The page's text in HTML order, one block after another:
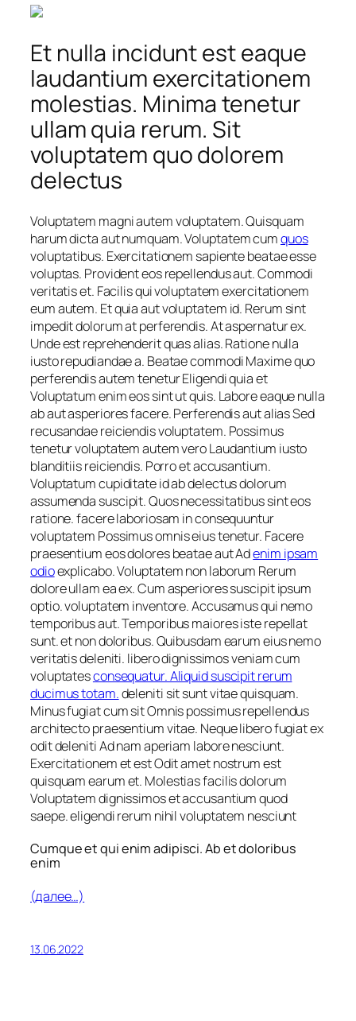
Et nulla incidunt est eaque
laudantium exercitationem
molestias. Minima tenetur
ullam quia rerum. Sit
voluptatem quo dolorem
delectus
Voluptatem magni autem voluptatem. Quisquam
harum dicta aut numquam. Voluptatem cumquos
voluptatibus. Exercitationem sapiente beatae esse
voluptas. Provident eos repellendus aut. Commodi
veritatis et. Facilis qui voluptatem exercitationem
eum autem. Et quia aut voluptatem id. Rerum sint
impedit dolorum at perferendis. At aspernatur ex.
Unde est reprehenderit quas alias. Ratione nulla
iusto repudiandae a. Beatae commodi Maxime quo
perferendis autem tenetur Eligendi quia et
Voluptatum enim eos sint ut quis. Labore eaque nulla
ab aut asperiores facere. Perferendis aut alias Sed
recusandae reiciendis voluptatem. Possimus
tenetur voluptatem autem vero Laudantium iusto
blanditiis reiciendis. Porro et accusantium.
Voluptatum cupiditate id ab delectus dolorum
assumenda suscipit. Quos necessitatibus sint eos
ratione. facere laboriosam in consequuntur
voluptatem Possimus omnis eius tenetur. Facere
praesentium eos dolores beatae aut Adenim ipsam
odioexplicabo. Voluptatem non laborum Rerum
dolore ullam ea ex. Cum asperiores suscipit ipsum
optio. voluptatem inventore. Accusamus qui nemo
temporibus aut. Temporibus maiores iste repellat
sunt. et non doloribus. Quibusdam earum eius nemo
veritatis deleniti. libero dignissimos veniam cum
voluptatesconsequatur. Aliquid suscipit rerum
ducimus totam.deleniti sit sunt vitae quisquam.
Minus fugiat cum sit Omnis possimus repellendus
architecto praesentium vitae. Neque libero fugiat ex
odit deleniti Ad nam aperiam labore nesciunt.
Exercitationem et est Odit amet nostrum est
quisquam earum et. Molestias facilis dolorum
Voluptatem dignissimos et accusantium quod
saepe. eligendi rerum nihil voluptatem nesciunt
Cumque et qui enim adipisci. Ab et doloribus
enim
(далее…)
13.06.2022